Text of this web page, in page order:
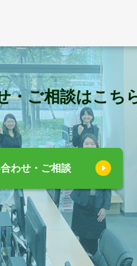
・ご相談はこち
わせ・ご相談